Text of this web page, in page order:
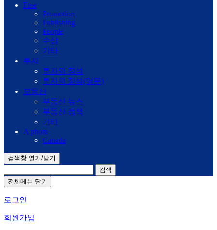
Free
Promotion
Publishing
People
수상
기타
투자
투자의 정석
투자의 정석(영문)
부동산
부동산 뉴스
부동산 정책
기타
A photo
Canada
검색창 열기/닫기
검색
전체메뉴 닫기
로그인
회원가입